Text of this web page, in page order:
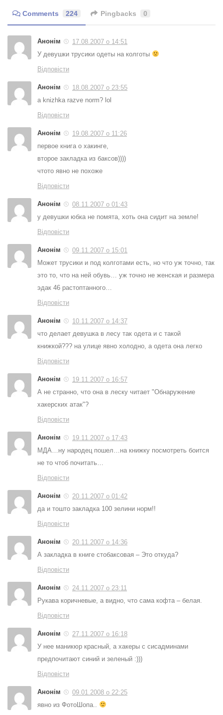
Comments 224 Pingbacks 0
Анонім
17.08.2007 о 14:51
У девушки трусики одеты на колготы
Відповісти
Анонім
18.08.2007 о 23:55
a knizhka razve norm? lol
Відповісти
Анонім
19.08.2007 о 11:26
первое книга о хакинге,
второе закладка из баксов))))
чтото явно не похоже
Відповісти
Анонім
08.11.2007 о 01:43
у девушки юбка не помята, хоть она сидит на земле!
Відповісти
Анонім
09.11.2007 о 15:01
Может трусики и под колготами есть, но что уж точно, так
это то, что на ней обувь… уж точно не женская и размера
эдак 46 растоптанного…
Відповісти
Анонім
10.11.2007 о 14:37
что делает девушка в лесу так одета и с такой
книжкой??? на улице явно холодно, а одета она легко
Відповісти
Анонім
19.11.2007 о 16:57
А не странно, что она в леску читает "Обнаружение
хакерских атак"?
Відповісти
Анонім
19.11.2007 о 17:43
МДА…ну народец пошел…на книжку посмотреть боится
не то чтоб почитать…
Відповісти
Анонім
20.11.2007 о 01:42
да и тошто закладка 100 зелини норм!!
Відповісти
Анонім
20.11.2007 о 14:36
А закладка в книге стобаксовая – Это откуда?
Відповісти
Анонім
24.11.2007 о 23:11
Рукава коричневые, а видно, что сама кофта – белая.
Відповісти
Анонім
27.11.2007 о 16:18
У нее маникюр красный, а хакеры с сисадминами
предпочитают синий и зеленый :)))
Відповісти
Анонім
09.01.2008 о 22:25
явно из ФотоШопа..